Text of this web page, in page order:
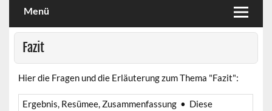
Menü
Fazit
Hier die Fragen und die Erläuterung zum Thema "Fazit":
Ergebnis, Resümee, Zusammenfassung • Diese